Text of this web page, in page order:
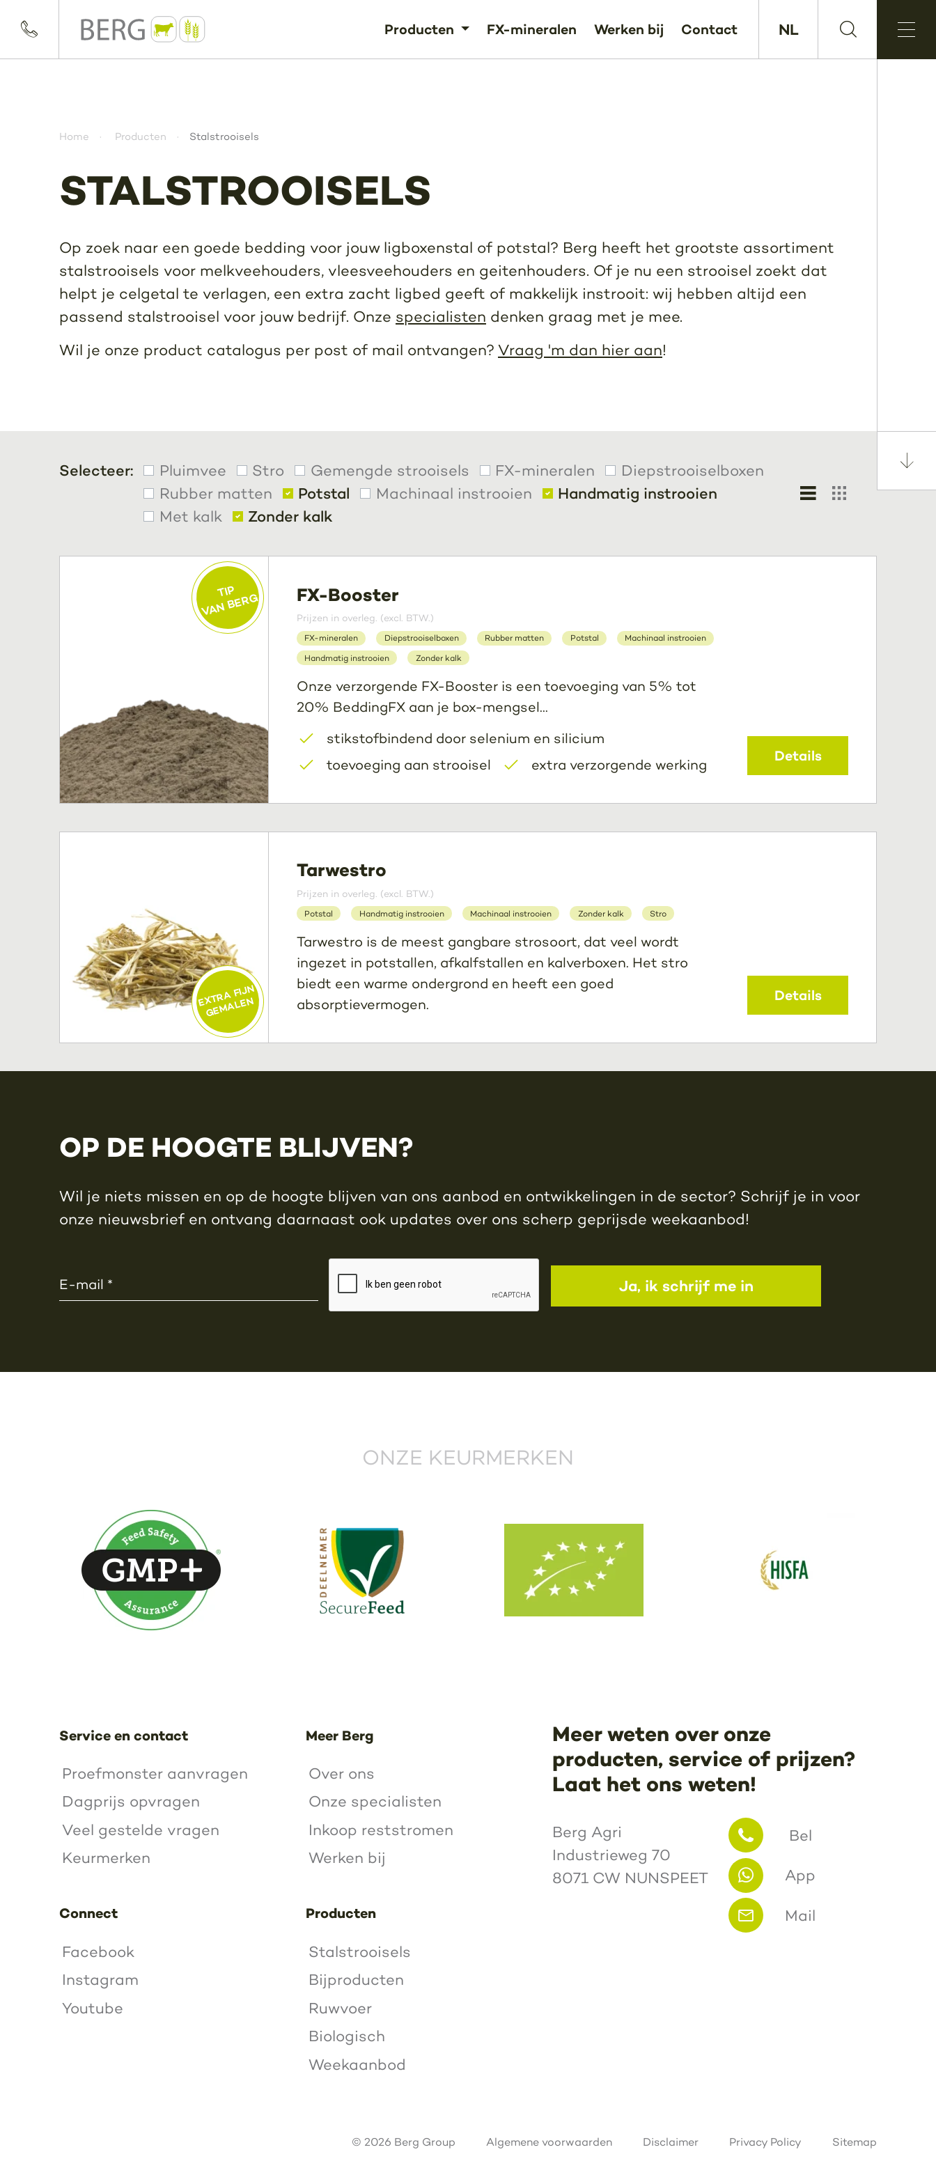
Producten FX-mineralen Werken bij Contact NL
Home Producten Stalstrooisels
STALSTROOISELS
Op zoek naar een goede bedding voor jouw ligboxenstal of potstal? Berg heeft het grootste assortiment
stalstrooisels voor melkveehouders, vleesveehouders en geitenhouders. Of je nu een strooisel zoekt dat
helpt je celgetal te verlagen, een extra zacht ligbed geeft of makkelijk instrooit: wij hebben altijd een
passend stalstrooisel voor jouw bedrijf. Onze specialisten denken graag met je mee.
Wil je onze product catalogus per post of mail ontvangen? Vraag 'm dan hier aan!
Selecteer: Pluimvee Stro Gemengde strooisels FX-mineralen
Diepstrooiselboxen
Rubber matten
Potstal Machinaal instrooien
Handmatig instrooien
Met kalk
Zonder kalk
TIP
VAN BERG FX-Booster
Prijzen in overleg. (excl. BTW.)
FX-mineralen Diepstrooiselboxen Rubber matten Potstal
Machinaal instrooien
Handmatig instrooien
Zonder kalk
Onze verzorgende FX-Booster is een toevoeging van 5% tot
20% BeddingFX aan je box-mengsel...
stikstofbindend door selenium en silicium
toevoeging aan strooisel
extra verzorgende werking
Details
EXTRA FIJN
GEMALEN
Tarwestro
Prijzen in overleg. (excl. BTW.)
Potstal Handmatig instrooien Machinaal instrooien Zonder kalk Stro
Tarwestro is de meest gangbare strosoort, dat veel wordt
ingezet in potstallen, afkalfstallen en kalverboxen. Het stro
biedt een warme ondergrond en heeft een goed
absorptievermogen.
Details
OP DE HOOGTE BLIJVEN?
Wil je niets missen en op de hoogte blijven van ons aanbod en ontwikkelingen in de sector? Schrijf je in voor
onze nieuwsbrief en ontvang daarnaast ook updates over ons scherp geprijsde weekaanbod!
ONZE KEURMERKEN
Service en contact
Proefmonster aanvragen
Dagprijs opvragen
Veel gestelde vragen
Keurmerken
Meer Berg
Over ons
Onze specialisten
Inkoop reststromen
Werken bij
Connect
Facebook
Instagram
Youtube
Producten
Stalstrooisels
Bijproducten
Ruwvoer
Biologisch
Weekaanbod
Meer weten over onze
producten, service of prijzen?
Laat het ons weten!
Berg Agri
Industrieweg 70
8071 CW NUNSPEET
Bel
App
Mail
© 2026 Berg Group Algemene voorwaarden Disclaimer Privacy Policy Sitemap